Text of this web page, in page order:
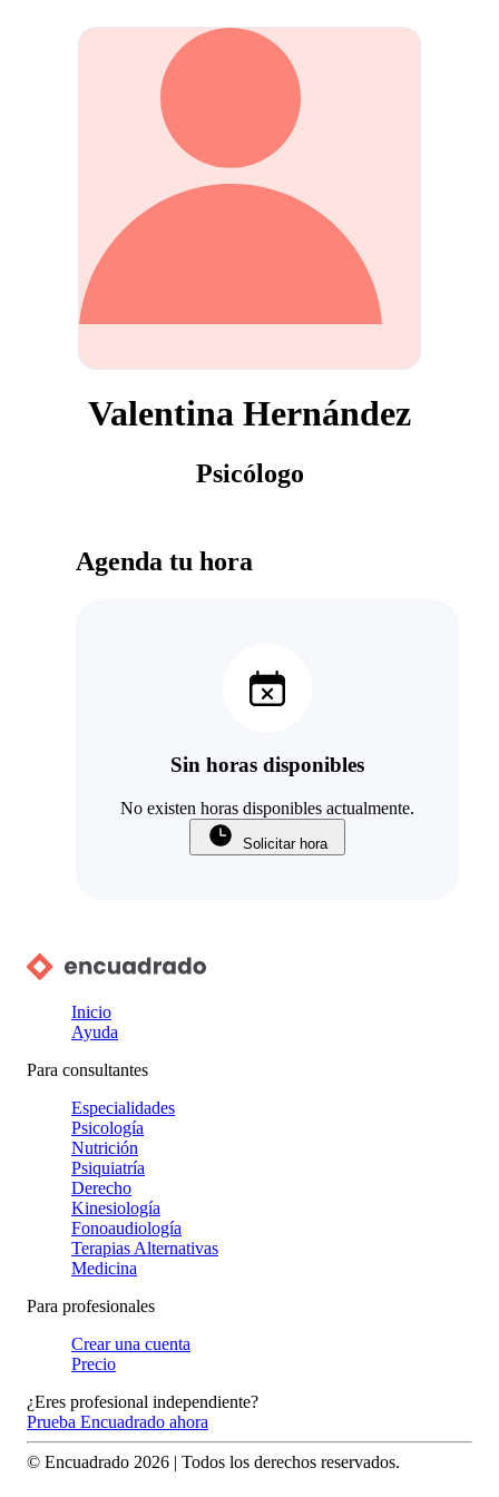
Valentina Hernández
Psicólogo
Agenda tu hora
Sin horas disponibles
No existen horas disponibles actualmente.
Solicitar hora
Inicio
Ayuda
Para consultantes
Especialidades
Psicología
Nutrición
Psiquiatría
Derecho
Kinesiología
Fonoaudiología
Terapias Alternativas
Medicina
Para profesionales
Crear una cuenta
Precio
¿Eres profesional independiente?
Prueba Encuadrado ahora
© Encuadrado 2026 | Todos los derechos reservados.